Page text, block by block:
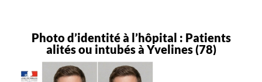
Photo d’identité à l’hôpital : Patients
alités ou intubés à Yvelines (78)